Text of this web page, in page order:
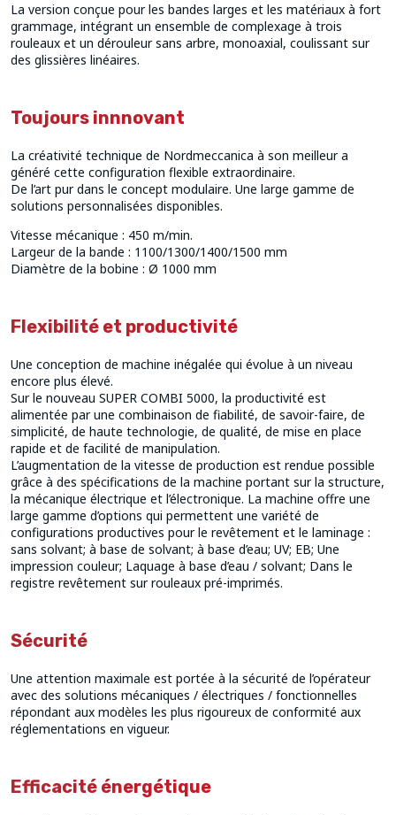
La version conçue pour les bandes larges et les matériaux à fort
grammage, intégrant un ensemble de complexage à trois
rouleaux et un dérouleur sans arbre, monoaxial, coulissant sur
des glissières linéaires.
Toujours innnovant
La créativité technique de Nordmeccanica à son meilleur a
généré cette configuration flexible extraordinaire.
De l’art pur dans le concept modulaire. Une large gamme de
solutions personnalisées disponibles.
Vitesse mécanique : 450 m/min.
Largeur de la bande : 1100/1300/1400/1500 mm
Diamètre de la bobine : Ø 1000 mm
Flexibilité et productivité
Une conception de machine inégalée qui évolue à un niveau
encore plus élevé.
Sur le nouveau SUPER COMBI 5000, la productivité est
alimentée par une combinaison de fiabilité, de savoir-faire, de
simplicité, de haute technologie, de qualité, de mise en place
rapide et de facilité de manipulation.
L’augmentation de la vitesse de production est rendue possible
grâce à des spécifications de la machine portant sur la structure,
la mécanique électrique et l’électronique. La machine offre une
large gamme d’options qui permettent une variété de
configurations productives pour le revêtement et le laminage :
sans solvant; à base de solvant; à base d’eau; UV; EB; Une
impression couleur; Laquage à base d’eau / solvant; Dans le
registre revêtement sur rouleaux pré-imprimés.
Sécurité
Une attention maximale est portée à la sécurité de l’opérateur
avec des solutions mécaniques / électriques / fonctionnelles
répondant aux modèles les plus rigoureux de conformité aux
réglementations en vigueur.
Efficacité énergétique